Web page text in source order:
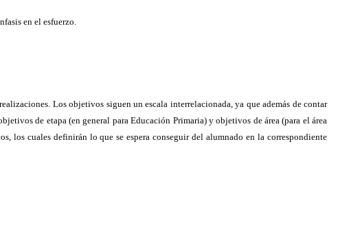
en el esfuerzo.
Los objetivos siguen un escala interrelacionada, ya que además de contar
de etapa (en general para Educación Primaria) y objetivos de área (para el área
los cuales definirán lo que se espera conseguir del alumnado en la correspondiente